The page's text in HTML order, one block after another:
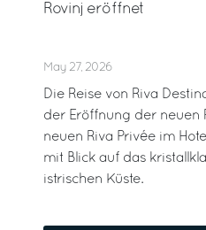
Rovinj eröffnet
May 27, 2026
Die Reise von Riva
der Eröffnung der neuen
neuen Riva Privée im
mit Blick auf das
istrischen Küste.